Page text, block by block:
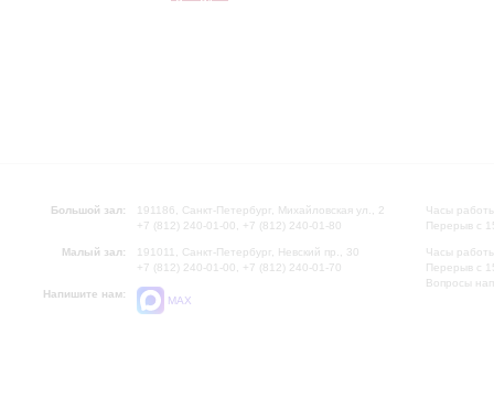
Большой зал:
191186, Санкт-Петербург, Михайловская ул., 2
+7 (812) 240-01-00, +7 (812) 240-01-80
Малый зал:
191011, Санкт-Петербург, Невский пр., 30
+7 (812) 240-01-00, +7 (812) 240-01-70
Напишите нам:
MAX
Часы
Перерыв с
Часы
Перерыв с
Вопросы